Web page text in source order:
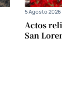
Actos
San
5 Agosto 2026